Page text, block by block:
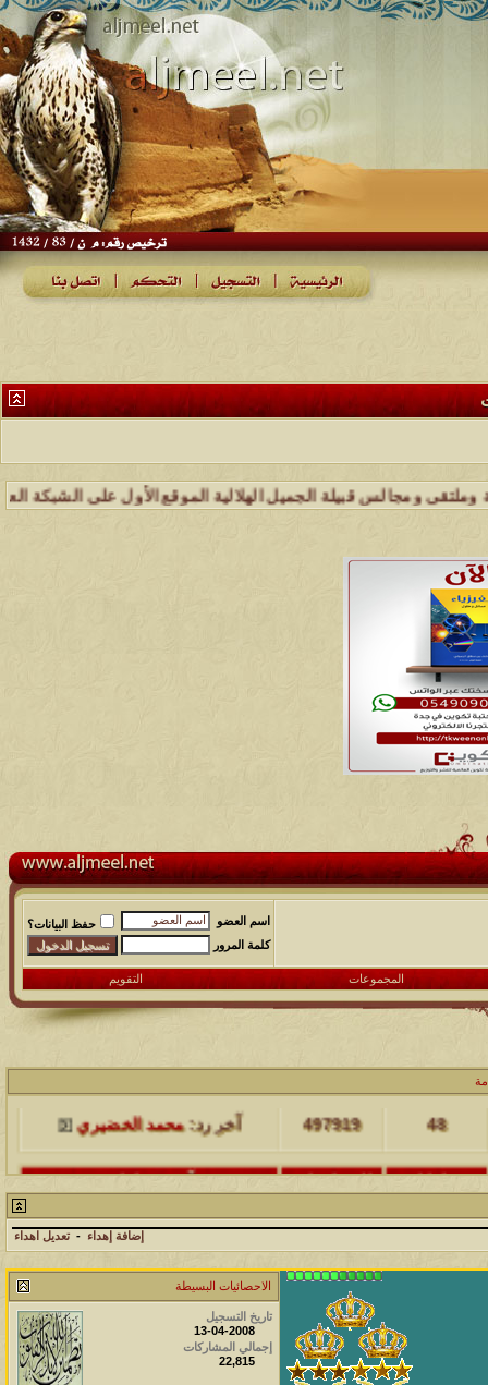
قبيلة الجميل الهلالية الموقع الأول على الشبكة العنكبوتية
اسم العضو
حفظ البيانات؟
كلمة المرور
المجموعات التقويم
48
497919 آخر رد:محمد الخضيري
مشاركات المشاهدات
آخر مشاركة
177468 آخر رد:محمد الخضيري
مشاركات المشاهدات
97358 آخر رد: محمد الخضيري
إضافة إهداء - تعديل اهداء
الاحصائيات البسيطة
تاريخ التسجيل
13-04-2008
إجمالي المشاركات
22,815